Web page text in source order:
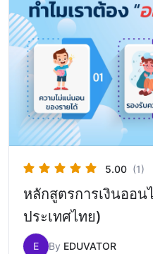
5.00 (1)
หลักสูตรการเงินออ
ประเทศไทย)
E By EDUVATOR